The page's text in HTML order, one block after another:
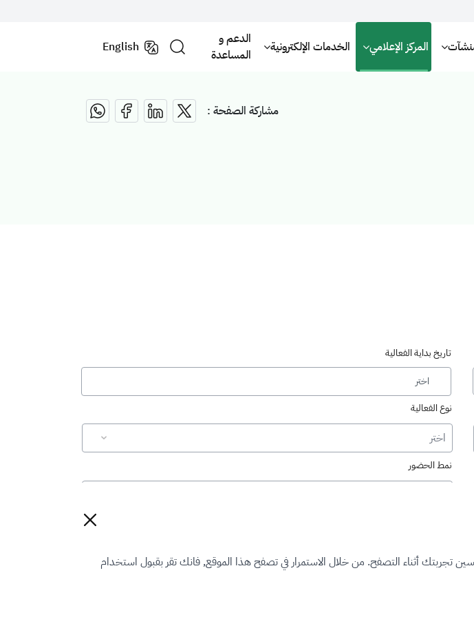
المركز الإعلامي الخدمات الإلكترونية
الدعم و
المساعدة
English
مشاركة الصفحة :
تاريخ بداية الفعالية
نوع الفعالية
اختر
نمط الحضور
تجربتك أثناء التصفح. من خلال الاستمرار في تصفح هذا الموقع, فانك تقر بقبول استخدام